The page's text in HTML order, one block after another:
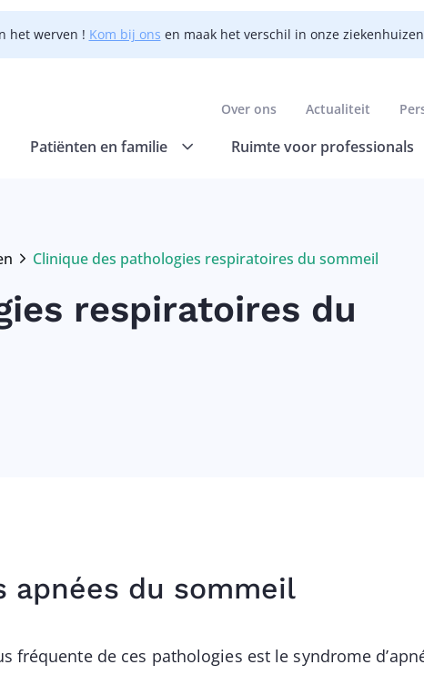
het werven ! Kom bij ons en maak het verschil in onze ziekenhuizen
Over ons Actualiteit
Patiënten en familie Ruimte voor professionals
Current:
Clinique des pathologies respiratoires du sommeil
respiratoires du
apnées du sommeil
fréquente de ces pathologies est le syndrome